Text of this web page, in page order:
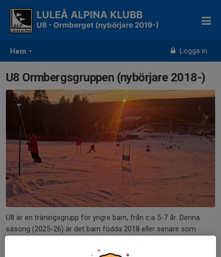
Hem Logga in
LULEÅ ALPINA KLUBB
U8 - Ormberget (nybörjare 2019-)
U8 Ormbergsgruppen (nybörjare 2018-)
U8 är en träningsgrupp för yngre barn, från c:a 5-7 år. Denna
säsong (2025-26) är det barn födda 2018 eller senare som
nybörjargrupp, men man skall kunna åka skidor och kunna åka